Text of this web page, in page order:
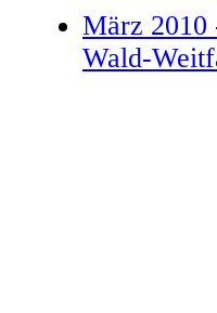
März 2010
Wald-